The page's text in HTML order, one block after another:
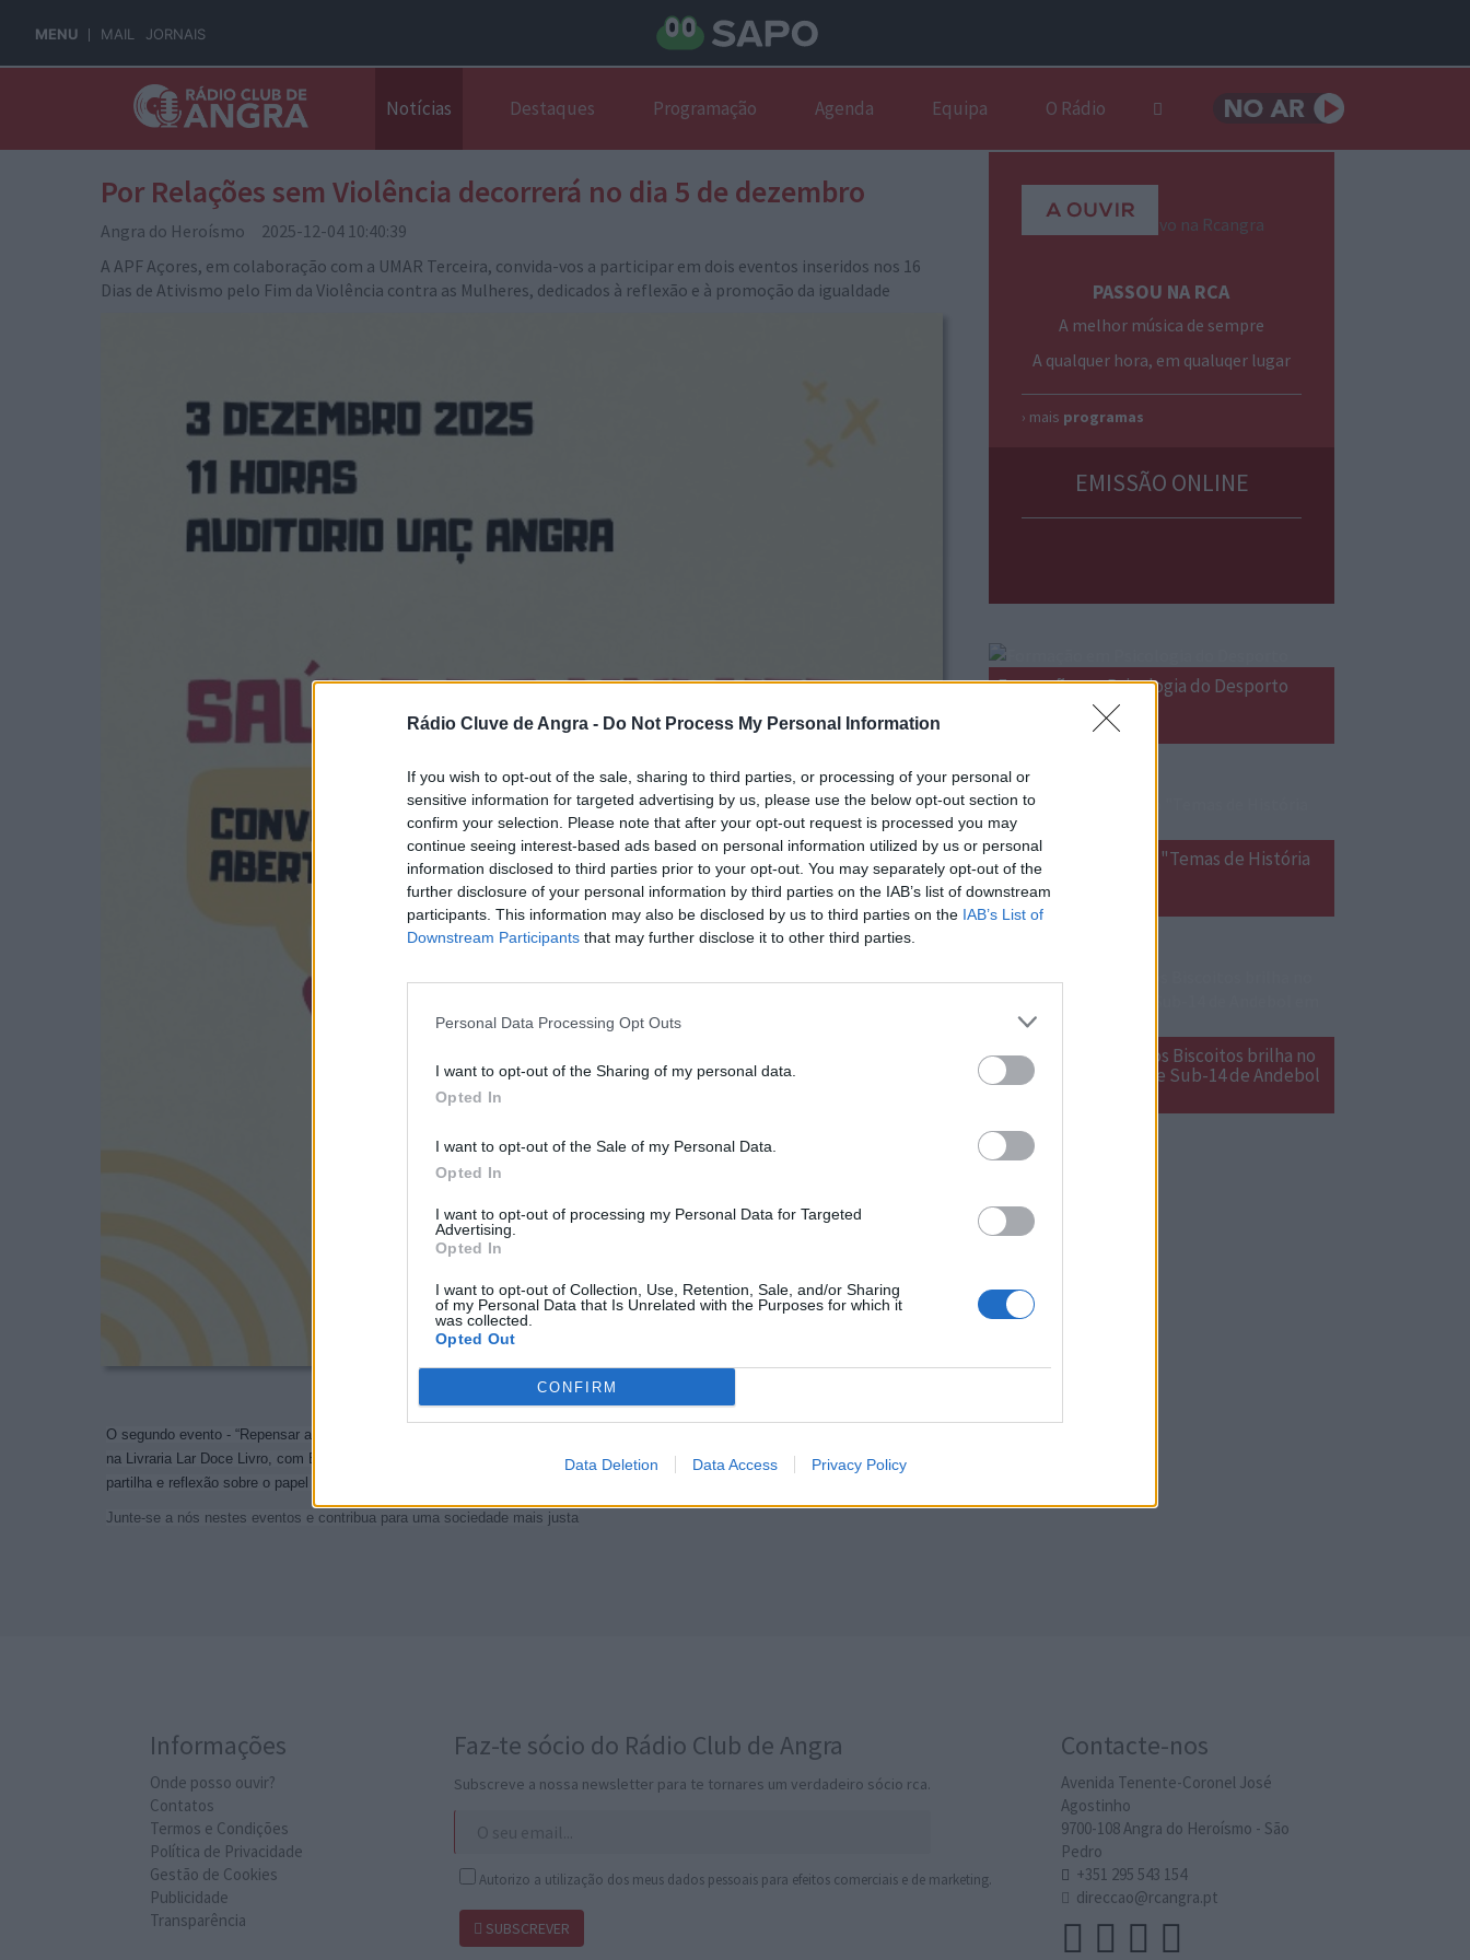
Rádio Cluve de Angra - Do Not Process My Personal Information
If you wish to opt-out of the sale, sharing to third parties, or processing of your personal or
sensitive information for targeted advertising by us, please use the below opt-out section to
confirm your selection. Please note that after your opt-out request is processed you may
continue seeing interest-based ads based on personal information utilized by us or personal
information disclosed to third parties prior to your opt-out. You may separately opt-out of the
further disclosure of your personal information by third parties on the IAB’s list of downstream
participants. This information may also be disclosed by us to third parties on the IAB’s List of
Downstream Participants that may further disclose it to other third parties.
Personal Data Processing Opt Outs
I want to opt-out of the Sharing of my personal data.
Opted In
I want to opt-out of the Sale of my Personal Data.
Opted In
I want to opt-out of processing my Personal Data for Targeted
Advertising.
Opted In
I want to opt-out of Collection, Use, Retention, Sale, and/or Sharing
of my Personal Data that Is Unrelated with the Purposes for which it
was collected.
Opted Out
CONFIRM
Data Deletion Data Access Privacy Policy
MENU MAIL JORNAIS
Notícias Destaques Programação Agenda Equipa O Rádio
Por Relações sem Violência decorrerá no dia 5 de dezembro
Angra do Heroísmo 2025-12-04 10:40:39
A APF Açores, em colaboração com a UMAR Terceira, convida-vos a participar em dois eventos inseridos nos 16
Dias de Ativismo pelo Fim da Violência contra as Mulheres, dedicados à reflexão e à promoção da igualdade
O segundo evento - “Repensar as Masculinidades: Por Relações sem Violência” decorrerá no dia 5 de dezembro, às 18h15,
na Livraria Lar Doce Livro, com Eduardo Azevedo, Letícia Leal e Paulo Santos e moderação de Beatriz Dias. Será um espaço de
partilha e reflexão sobre o papel das masculinidades na construção de relações saudáveis e livres de violência
Junte-se a nós nestes eventos e contribua para uma sociedade mais justa
PASSOU NA RCA
A melhor música de sempre
A qualquer hora, em qualuqer lugar
› mais programas
EMISSÃO ONLINE
Formação em Psicologia do Desporto
Lançamento do livro "Temas de História
Açoriana  Volume II"
Grupo Desportivo dos Biscoitos brilha no
Encontro Nacional de Sub-14 de Andebol
Informações
Onde posso ouvir?
Contatos
Termos e Condições
Política de Privacidade
Gestão de Cookies
Publicidade
Transparência
Faz-te sócio do Rádio Club de Angra
Subscreve a nossa newsletter para te tornares um verdadeiro sócio rca.
Autorizo a utilização dos meus dados pessoais para efeitos comerciais e de marketing.
SUBSCREVER
Contacte-nos
Avenida Tenente-Coronel José
Agostinho
9700-108 Angra do Heroísmo - São
Pedro
+351 295 543 154
direccao@rcangra.pt